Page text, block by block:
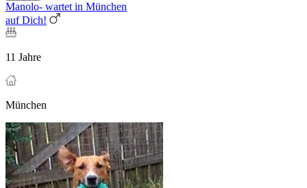
Manolo- wartet in München
auf Dich!
11 Jahre
München